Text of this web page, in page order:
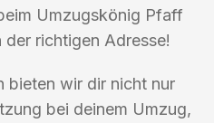
Umzugskönig Pfaff
der richtigen Adresse!
bieten wir dir nicht nur
bei deinem Umzug,